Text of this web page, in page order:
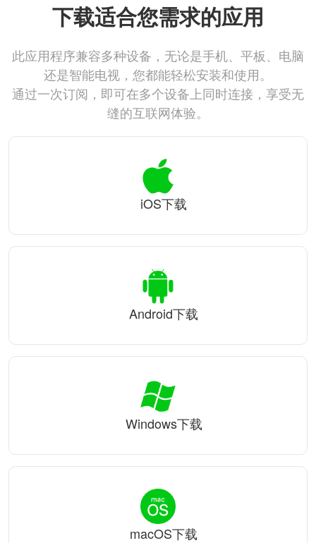
下载适合您需求的应用
此应用程序兼容多种设备，无论是手机、平板、电脑
还是智能电视，您都能轻松安装和使用。
通过一次订阅，即可在多个设备上同时连接，享受无
缝的互联网体验。
iOS下载
Android下载
Windows下载
macOS下载